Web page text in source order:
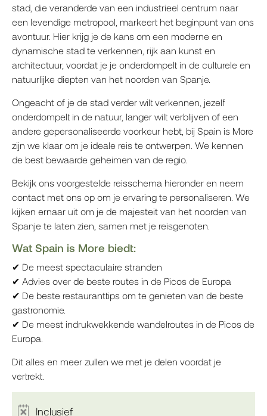
stad, die veranderde van een industrieel centrum naar
een levendige metropool, markeert het beginpunt van ons
avontuur. Hier krijg je de kans om een moderne en
dynamische stad te verkennen, rijk aan kunst en
architectuur, voordat je je onderdompelt in de culturele en
natuurlijke diepten van het noorden van Spanje.
Ongeacht of je de stad verder wilt verkennen, jezelf
onderdompelt in de natuur, langer wilt verblijven of een
andere gepersonaliseerde voorkeur hebt, bij Spain is More
zijn we klaar om je ideale reis te ontwerpen. We kennen
de best bewaarde geheimen van de regio.
Bekijk ons voorgestelde reisschema hieronder en neem
contact met ons op om je ervaring te personaliseren. We
kijken ernaar uit om je de majesteit van het noorden van
Spanje te laten zien, samen met je reisgenoten.
Wat Spain is More biedt:
✔ De meest spectaculaire stranden
✔ Advies over de beste routes in de Picos de Europa
✔ De beste restauranttips om te genieten van de beste
gastronomie.
✔ De meest indrukwekkende wandelroutes in de Picos de
Europa.
Dit alles en meer zullen we met je delen voordat je
vertrekt.
Inclusief